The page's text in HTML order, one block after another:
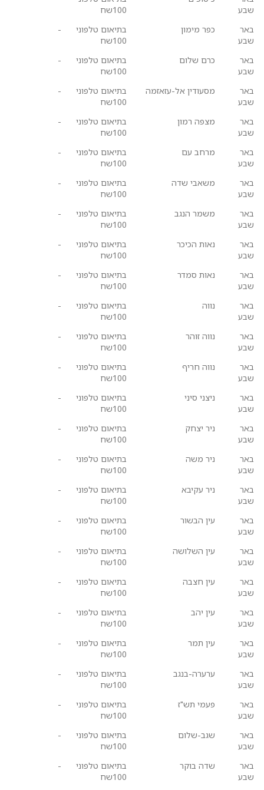
שבע
100שח
באר
שבע
כפר מימון
בתיאום טלפוני
100שח
-
באר
שבע
כרם שלום
בתיאום טלפוני
100שח
-
באר
שבע
מסעודין אל-עזאזמה
בתיאום טלפוני
100שח
-
באר
שבע
מצפה רמון
בתיאום טלפוני
100שח
-
באר
שבע
מרחב עם
בתיאום טלפוני
100שח
-
באר
שבע
משאבי שדה
בתיאום טלפוני
100שח
-
באר
שבע
משמר הנגב
בתיאום טלפוני
100שח
-
באר
שבע
נאות הכיכר
בתיאום טלפוני
100שח
-
באר
שבע
נאות סמדר
בתיאום טלפוני
100שח
-
באר
שבע
נווה
בתיאום טלפוני
100שח
-
באר
שבע
נווה זוהר
בתיאום טלפוני
100שח
-
באר
שבע
נווה חריף
בתיאום טלפוני
100שח
-
באר
שבע
ניצני סיני
בתיאום טלפוני
100שח
-
באר
שבע
ניר יצחק
בתיאום טלפוני
100שח
-
באר
שבע
ניר משה
בתיאום טלפוני
100שח
-
באר
שבע
ניר עקיבא
בתיאום טלפוני
100שח
-
באר
שבע
עין הבשור
בתיאום טלפוני
100שח
-
באר
שבע
עין השלושה
בתיאום טלפוני
100שח
-
באר
שבע
עין חצבה
בתיאום טלפוני
100שח
-
באר
שבע
עין יהב
בתיאום טלפוני
100שח
-
באר
שבע
עין תמר
בתיאום טלפוני
100שח
-
באר
שבע
ערערה-בנגב
בתיאום טלפוני
100שח
-
באר
שבע
פעמי תש"ז
בתיאום טלפוני
100שח
-
באר
שבע
שגב-שלום
בתיאום טלפוני
100שח
-
באר
שבע
שדה בוקר
בתיאום טלפוני
100שח
-